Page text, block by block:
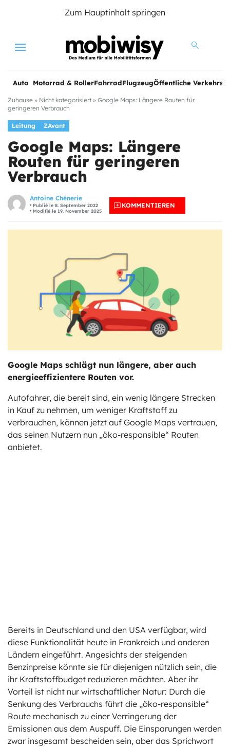
Zum Hauptinhalt springen
Menu
Auto Motorrad & RollerFahrradFlugzeugÖffentliche
Zuhause » Nicht kategorisiert » Google Maps: Längere Routen für
geringeren Verbrauch
Leitung ZAvant
Google Maps: Längere
Routen für geringeren
Verbrauch
Antoine Chênerie
Publié le 8. September 2022
Modifié le 19. November 2025
KOMMENTIEREN
Google Maps schlägt nun längere, aber auch
energieeffizientere Routen vor.
Autofahrer, die bereit sind, ein wenig längere Strecken
in Kauf zu nehmen, um weniger Kraftstoff zu
verbrauchen, können jetzt auf Google Maps vertrauen,
das seinen Nutzern nun „öko-responsible“ Routen
anbietet.
Bereits in Deutschland und den USA verfügbar, wird
diese Funktionalität heute in Frankreich und anderen
Ländern eingeführt. Angesichts der steigenden
Benzinpreise könnte sie für diejenigen nützlich sein, die
ihr Kraftstoffbudget reduzieren möchten. Aber ihr
Vorteil ist nicht nur wirtschaftlicher Natur: Durch die
Senkung des Verbrauchs führt die „öko-responsible“
Route mechanisch zu einer Verringerung der
Emissionen aus dem Auspuff. Die Einsparungen werden
zwar insgesamt bescheiden sein, aber das Sprichwort